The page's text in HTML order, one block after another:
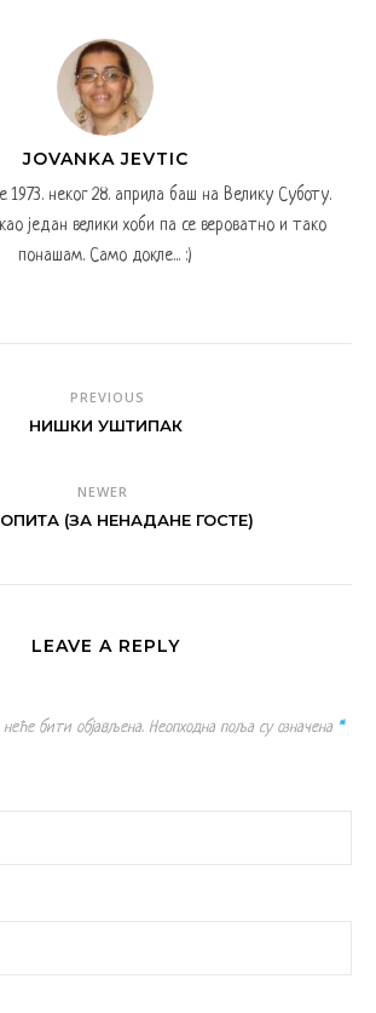
JOVANKA JEVTIC
1973. неког 28. априла баш на Велику Суботу.
један велики хоби па се вероватно и тако
понашам. Само докле... :)
PREVIOUS
НИШКИ УШТИПАК
NEWER
(ЗА НЕНАДАНЕ ГОСТЕ)
LEAVE A REPLY
бити објављена. Неопходна поља су означена *